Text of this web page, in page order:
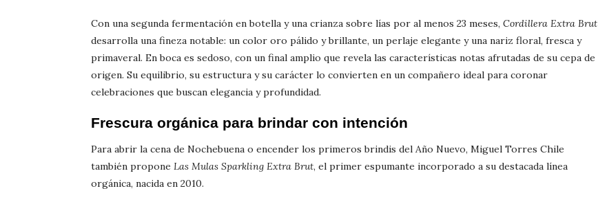
Con una segunda fermentación en botella y una crianza sobre lías por al menos 23 meses, Cordillera Extra Brut
desarrolla una fineza notable: un color oro pálido y brillante, un perlaje elegante y una nariz floral, fresca y
primaveral. En boca es sedoso, con un final amplio que revela las características notas afrutadas de su cepa de
origen. Su equilibrio, su estructura y su carácter lo convierten en un compañero ideal para coronar
celebraciones que buscan elegancia y profundidad.
Frescura orgánica para brindar con intención
Para abrir la cena de Nochebuena o encender los primeros brindis del Año Nuevo, Miguel Torres Chile
también propone Las Mulas Sparkling Extra Brut, el primer espumante incorporado a su destacada línea
orgánica, nacida en 2010.